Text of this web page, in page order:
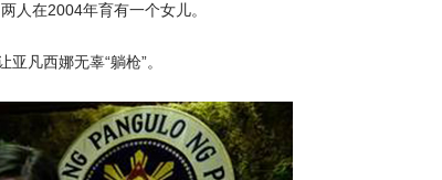
人在2004年育有一个女儿。
凡西娜无辜“躺枪”。